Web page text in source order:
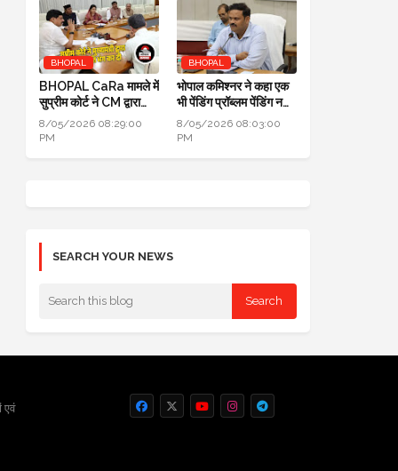
BHOPAL
BHOPAL CaRa मामले में
सुप्रीम कोर्ट ने CM द्वारा
बनाई समिति भंग कर दी,
BMC को फ्री हैंड
8/05/2026 08:29:00
PM
BHOPAL
भोपाल कमिश्नर ने कहा एक
भी पेंडिंग प्रॉब्लम पेंडिंग नहीं
होनी चाहिए, सबको सॉल्व
करो
8/05/2026 08:03:00
PM
SEARCH YOUR NEWS
एवं